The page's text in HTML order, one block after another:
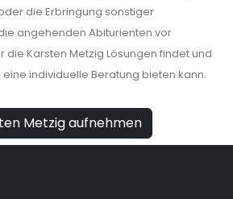
die Erbringung sonstiger
angehenden Abiturienten vor
die Karsten Metzig Lösungen findet und
individuelle Beratung bieten kann.
Metzig aufnehmen